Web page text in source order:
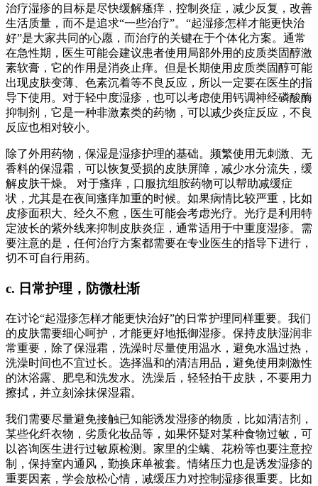
治疗湿疹的目标是尽快缓解瘙痒，控制炎症，减少反复，改善
生活质量，而不是追求“一些治疗”。“起湿疹怎样才能更快治
好”是大家共同的心愿，而治疗的关键在于个体化方案。通常
在急性期，医生可能会建议患者使用局部外用的皮质类固醇激
素软膏，它的作用是消炎止痒。但是长期使用皮质类固醇可能
出现皮肤变薄、色素沉着等不良反应，所以一定要在医生的指
导下使用。对于轻中度湿疹，也可以考虑使用钙调神经磷酸酶
抑制剂，它是一种非激素类的药物，可以减少炎症反应，不良
反应也相对较小。
除了外用药物，保湿是湿疹护理的基础。频繁使用无刺激、无
香料的保湿霜，可以恢复受损的皮肤屏障，减少水分流失，缓
解皮肤干燥。 对于瘙痒，口服抗组胺药物可以帮助减缓症
状，尤其是在夜间瘙痒加重的时候。如果病情比较严重，比如
皮疹面积大、经久不愈，医生可能会考虑光疗。光疗是利用特
定波长的紫外线来抑制皮肤炎症，通常适用于中重度湿疹。需
要注意的是，任何治疗方案都需要在专业医生的指导下进行，
切不可自行用药。
c. 日常护理，防微杜渐
在讨论“起湿疹怎样才能更快治好”的日常护理同样重要。我们
的皮肤需要细心呵护，才能更好地抵御湿疹。保持皮肤湿润非
常重要，除了保湿霜，洗澡时尽量使用温水，避免水温过热，
洗澡时间也不宜过长。选择温和的清洁用品，避免使用刺激性
的沐浴露、肥皂和洗发水。洗澡后，轻轻拍干皮肤，不要用力
擦拭，并立刻涂抹保湿霜。
我们需要尽量避免接触已知能诱发湿疹的物质，比如清洁剂，
某些化纤衣物，劣质化妆品等，如果怀疑对某种食物过敏，可
以咨询医生进行过敏原检测。家里的尘螨、花粉等也要注意控
制，保持室内通风，勤换床单被套。情绪压力也是诱发湿疹的
重要因素，学会放松心情，减缓压力对控制湿疹很重要。比如